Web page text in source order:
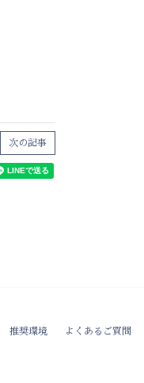
次の記事
推奨環境 よくあるご質問